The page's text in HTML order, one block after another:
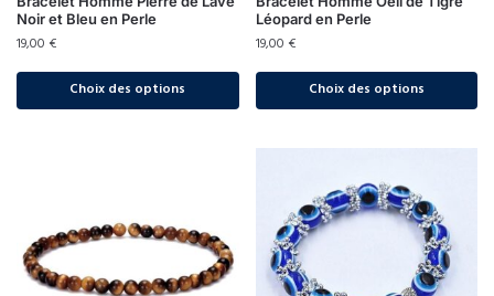
Noir et Bleu en Perle
19,00 €
Choix des options
Léopard en Perle
19,00 €
Choix des options